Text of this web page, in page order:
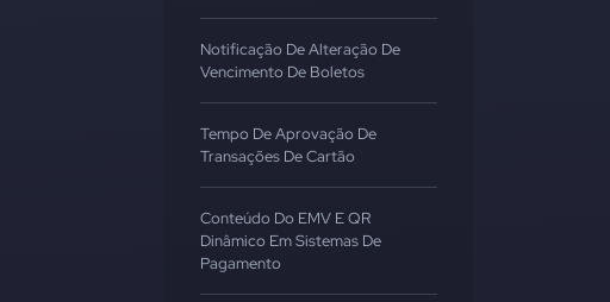
Notificação De Alteração De
Vencimento De Boletos
Tempo De Aprovação De
Transações De Cartão
Conteúdo Do EMV E QR
Dinâmico Em Sistemas De
Pagamento